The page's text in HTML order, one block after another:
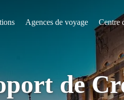
Agences de voyage Centre
de